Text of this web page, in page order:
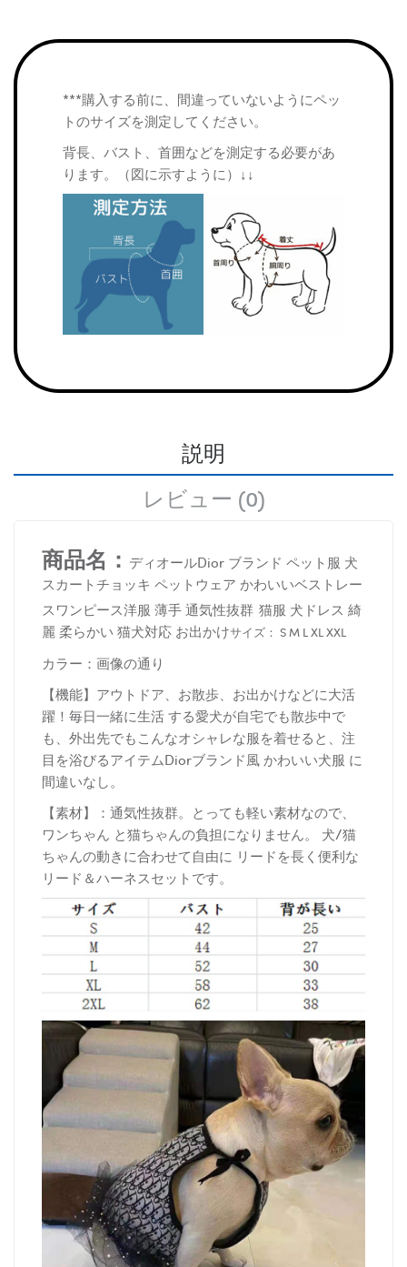
***購入する前に、間違っていないようにペッ
トのサイズを測定してください。
背長、バスト、首囲などを測定する必要があ
ります。（図に示すように）↓↓
説明
レビュー (0)
商品名： ディオールDior ブランド ペット服 犬
スカートチョッキ ペットウェア かわいいベストレー
スワンピース洋服 薄手 通気性抜群 猫服 犬ドレス 綺
麗 柔らかい 猫犬対応 お出かけサイズ： S M L XL XXL
カラー：画像の通り
【機能】アウトドア、お散歩、お出かけなどに大活
躍！毎日一緒に生活 する愛犬が自宅でも散歩中で
も、外出先でもこんなオシャレな服を着せると、注
目を浴びるアイテムDiorブランド風 かわいい犬服 に
間違いなし。
【素材】：通気性抜群。とっても軽い素材なので、
ワンちゃん と猫ちゃんの負担になりません。 犬/猫
ちゃんの動きに合わせて自由に リードを長く便利な
リード＆ハーネスセットです。